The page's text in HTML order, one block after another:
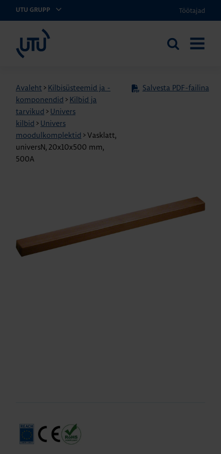
UTU GRUPP Töötajad
Otsi
Avaleht > Kilbisüsteemid ja -
komponendid > Kilbid ja
tarvikud > Univers
kilbid > Univers
moodulkomplektid >Vasklatt,
universN, 20x10x500 mm,
500A
Salvesta PDF-failina